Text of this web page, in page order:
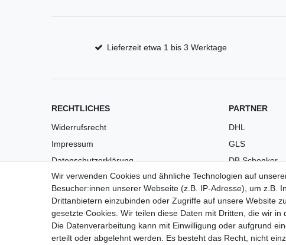
Lieferzeit etwa 1 bis 3 Werktage
RECHTLICHES
Widerrufsrecht
Impressum
Datenschutzerklärung
AGB
Versandkosten
Barrierefreiheit
Anleitungen
Vertrag widerrufen
PARTNER
DHL
GLS
DB Schenker
PaketPLUS
Wir verwenden Cookies und ähnliche Technologien auf
Besucher:innen unserer Webseite (z.B. IP-Adresse), um z.B.
Drittanbietern einzubinden oder Zugriffe auf unsere Website
gesetzte Cookies. Wir teilen diese Daten mit Dritten, die wir in
Die Datenverarbeitung kann mit Einwilligung oder aufgrund
erteilt oder abgelehnt werden. Es besteht das Recht, nicht